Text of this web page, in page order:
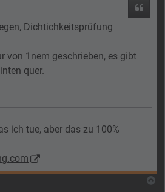
Dichtichkeitsprüfung
von 1nem geschrieben, es gibt
quer.
ich tue, aber das zu 100%